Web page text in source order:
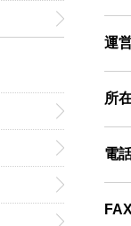
運
所
電